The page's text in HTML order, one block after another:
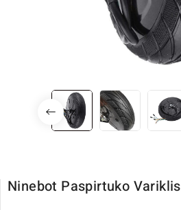
Ninebot Paspirtuko Variklis